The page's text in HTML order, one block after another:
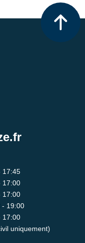
17:45
17:00
17:00
- 19:00
17:00
uniquement)